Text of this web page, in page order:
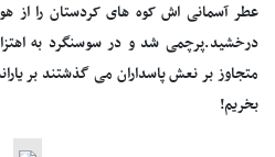
عطر آسمانی اش کوه های کردستان را از
درخشید.پرچمی شد و در سوسنگرد به
متجاوز بر نعش پاسداران می گذشتند بر
بخریم!